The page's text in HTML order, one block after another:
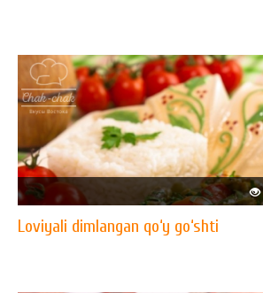
Loviyali dimlangan qo‘y go‘shti